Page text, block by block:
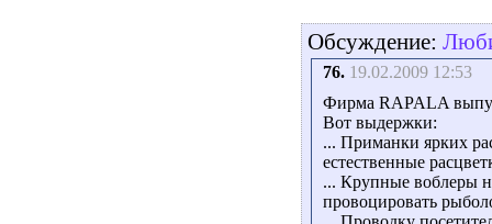
Обсуждение:
76. 19.02.2009 12:53
Фирма RAPALA
Вот выдержки:
... Приманки ярких
естественные
... Крупные воблеры
провоцировать